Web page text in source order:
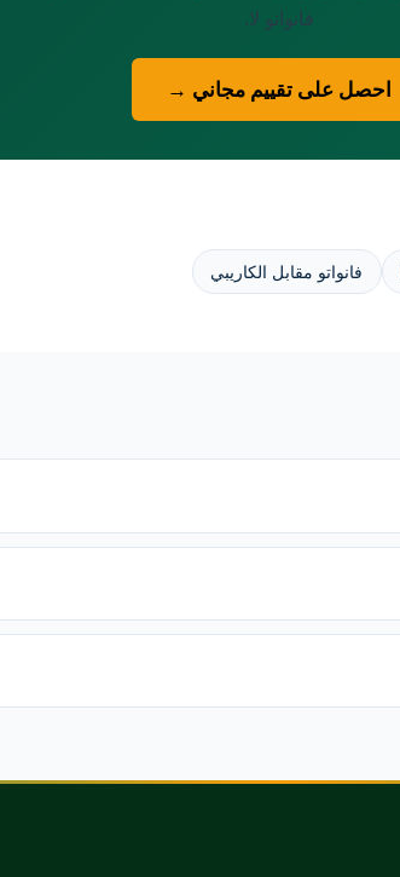
فانواتو لا.
احصل على تقييم مجاني →
فانواتو مقابل الكاريبي